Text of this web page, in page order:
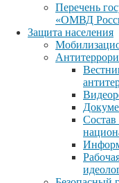
Перечень
«ОМВД
Защита населения